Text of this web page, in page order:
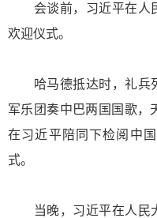
会谈前，习近平在人
欢迎仪式。
哈马德抵达时，礼兵列
军乐团奏中巴两国国歌，
在习近平陪同下检阅中
式。
当晚，习近平在人民